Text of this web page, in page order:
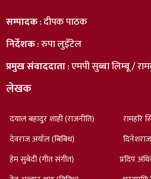
सम्पादक: दीपक पाठक
निर्देशक: रुपा लुइँटेल
प्रमुख संवाददाता: एमपी सुब्बा लिम्बू /
लेखक
दयाल बहादुर शाही (राजनीति)
देवराज अर्याल (बिबिध)
हेम सुबेदी (गीत संगीत)
रामहरि
प्रदिप